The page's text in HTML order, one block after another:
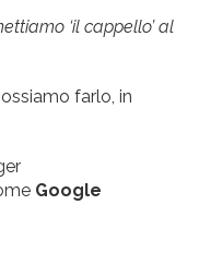
‘il cappello’ al
farlo, in
Google